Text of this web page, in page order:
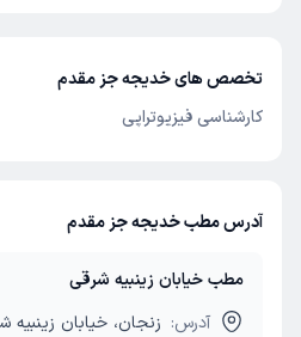
تخصص های خدیجه جز مقدم
کارشناسی فیزیوتراپی
آدرس مطب خدیجه جز مقدم
مطب خیابان زینبیه شرقی
آدرس: زنجان، خیابان زینبیه